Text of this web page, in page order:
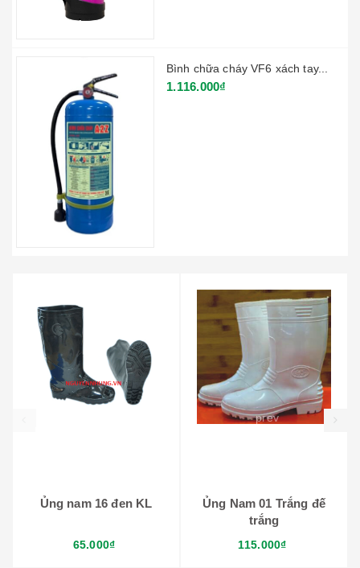
Bình chữa cháy VF6 xách tay...
1.116.000₫
Ủng nam 16 đen KL
65.000₫
Ủng Nam 01 Trắng đế
trắng
115.000₫
prev